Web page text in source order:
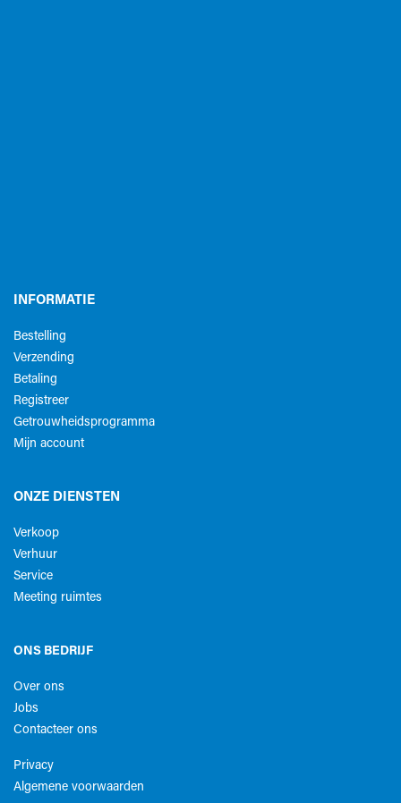
INFORMATIE
Bestelling
Verzending
Betaling
Registreer
Getrouwheidsprogramma
Mijn account
ONZE DIENSTEN
Verkoop
Verhuur
Service
Meeting ruimtes
ONS BEDRIJF
Over ons
Jobs
Contacteer ons
Privacy
Algemene voorwaarden​